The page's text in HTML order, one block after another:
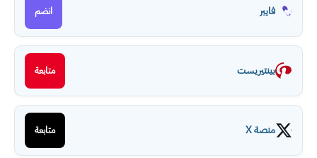
فايبر انضم
بينتيريست متابعة
منصة X متابعة